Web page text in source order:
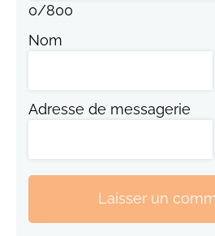
0/800
Nom
Adresse de messagerie
Laisser un